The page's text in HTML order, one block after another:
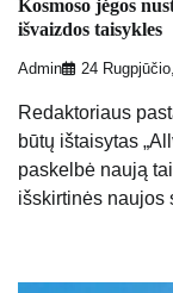
Kosmoso jėgos
išvaizdos taisykles
Admin 24
Redaktoriaus
būtų ištaisytas
paskelbė naują
išskirtinės